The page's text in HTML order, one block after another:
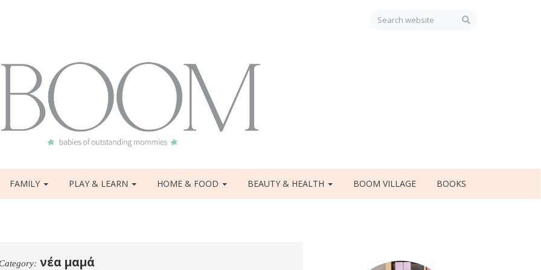
FAMILY PLAY & LEARN HOME & FOOD BEAUTY & HEALTH BOOM VILLAGE BOOKS
νέα μαμά